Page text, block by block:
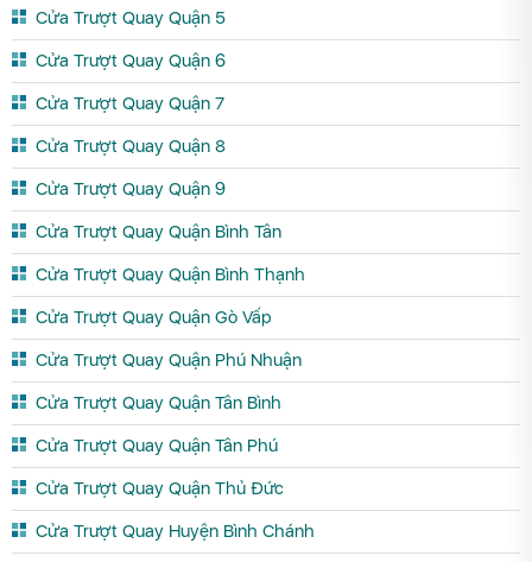
Cửa Trượt Quay Quận 5
Cửa Trượt Quay Quận 6
Cửa Trượt Quay Quận 7
Cửa Trượt Quay Quận 8
Cửa Trượt Quay Quận 9
Cửa Trượt Quay Quận Bình Tân
Cửa Trượt Quay Quận Bình Thạnh
Cửa Trượt Quay Quận Gò Vấp
Cửa Trượt Quay Quận Phú Nhuận
Cửa Trượt Quay Quận Tân Bình
Cửa Trượt Quay Quận Tân Phú
Cửa Trượt Quay Quận Thủ Đức
Cửa Trượt Quay Huyện Bình Chánh